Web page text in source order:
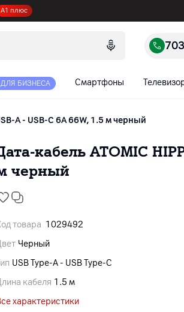
А1 плюс
ДЛЯ БИЗНЕСА Смартфоны
A - USB-C 6A 66W, 1.5 м черный
кабель ATOMIC
черный
товара 1029492
Черный
USB Type-A - USB Type-C
кабеля 1.5 м
характеристики